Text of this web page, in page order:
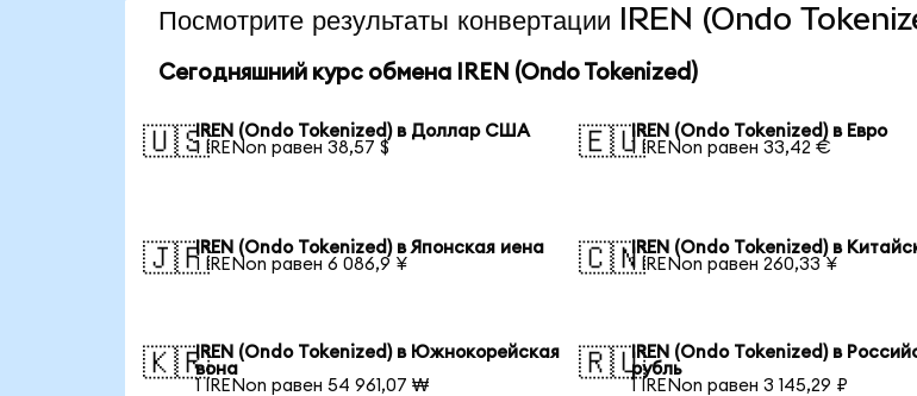
Посмотрите результаты конвертации IREN (Ondo
Сегодняшний курс обмена IREN (Ondo Tokenized)
🇺🇸IREN (Ondo Tokenized) в Доллар США
1 IRENon равен 38,57 $
🇪🇺IREN (Ondo Tokenized) в Евро
1 IRENon равен 33,42 €
🇯🇵IREN (Ondo Tokenized) в Японская иена
1 IRENon равен 6 086,9 ¥
🇨🇳IREN (Ondo Tokenized) в
1 IRENon равен 260,33 ¥
🇰🇷IREN (Ondo Tokenized) в Южнокорейская
вона
1 IRENon равен 54 961,07 ₩
🇷🇺IREN (Ondo Tokenized) в
рубль
1 IRENon равен 3 145,29 ₽